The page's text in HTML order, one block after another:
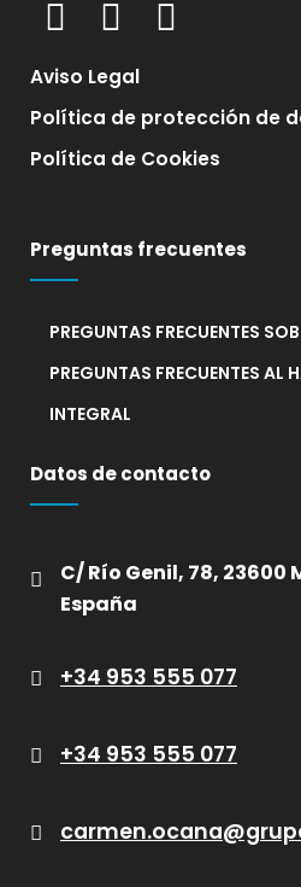
Aviso Legal
Política de protección de
Política de Cookies
Preguntas frecuentes
PREGUNTAS FRECUENTES
PREGUNTAS FRECUENTES AL
INTEGRAL
Datos de contacto
C/ Río Genil, 78, 23600
España
+34 953 555 077
+34 953 555 077